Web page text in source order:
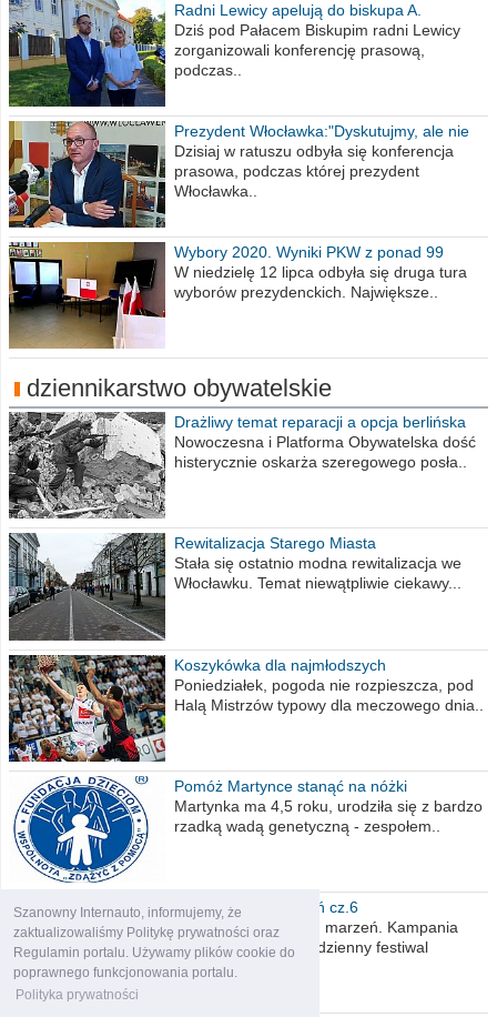
Szanowny Internauto, informujemy, że
zaktualizowaliśmy Politykę prywatności oraz
Regulamin portalu. Używamy plików cookie do
poprawnego funkcjonowania portalu.
Polityka prywatności
Radni Lewicy apelują do biskupa A.
Wiesława Meringa
Dziś pod Pałacem Biskupim radni Lewicy
zorganizowali konferencję prasową,
podczas..
Prezydent Włocławka:"Dyskutujmy, ale nie
obrażajmy się”
Dzisiaj w ratuszu odbyła się konferencja
prasowa, podczas której prezydent
Włocławka..
Wybory 2020. Wyniki PKW z ponad 99
procent obwodów
W niedzielę 12 lipca odbyła się druga tura
wyborów prezydenckich. Największe..
dziennikarstwo obywatelskie
Drażliwy temat reparacji a opcja berlińska
Nowoczesna i Platforma Obywatelska dość
histerycznie oskarża szeregowego posła..
Rewitalizacja Starego Miasta
Stała się ostatnio modna rewitalizacja we
Włocławku. Temat niewątpliwie ciekawy...
Koszykówka dla najmłodszych
Poniedziałek, pogoda nie rozpieszcza, pod
Halą Mistrzów typowy dla meczowego dnia..
Pomóż Martynce stanąć na nóżki
Martynka ma 4,5 roku, urodziła się z bardzo
rzadką wadą genetyczną - zespołem..
Polska moich marzeń cz.6
Nadszedł kres moich marzeń. Kampania
wyborcza czyli niecodzienny festiwal
obietnic,..